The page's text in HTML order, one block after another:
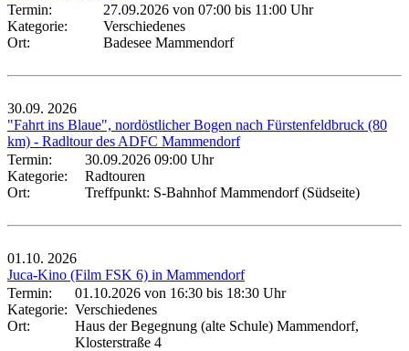
Termin:
27.09.2026 von 07:00 bis 11:00 Uhr
Kategorie:
Verschiedenes
Ort:
Badesee Mammendorf
30.09. 2026
"Fahrt ins Blaue", nordöstlicher Bogen nach Fürstenfeldbruck (80
km) - Radltour des ADFC Mammendorf
Termin:
30.09.2026 09:00 Uhr
Kategorie:
Radtouren
Ort:
Treffpunkt: S-Bahnhof Mammendorf (Südseite)
01.10. 2026
Juca-Kino (Film FSK 6) in Mammendorf
Termin:
01.10.2026 von 16:30 bis 18:30 Uhr
Kategorie: Verschiedenes
Ort:
Haus der Begegnung (alte Schule) Mammendorf,
Klosterstraße 4